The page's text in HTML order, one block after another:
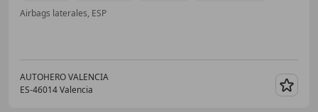
Airbags laterales, ESP
AUTOHERO VALENCIA
ES-46014 Valencia